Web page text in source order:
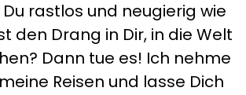
rastlos und neugierig wie
den Drang in Dir, in die Welt
Dann tue es! Ich nehme
Reisen und lasse Dich